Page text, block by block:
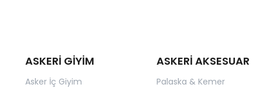
ASKERİ GİYİM
Asker İç Giyim
ASKERİ AKSESUAR
Palaska & Kemer